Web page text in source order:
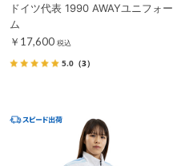
ドイツ代表 1990 AWAYユニフォー
ム
￥17,600 税込
5.0 （3）